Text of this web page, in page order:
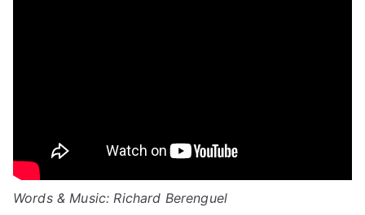
Words & Music: Richard Berenguel